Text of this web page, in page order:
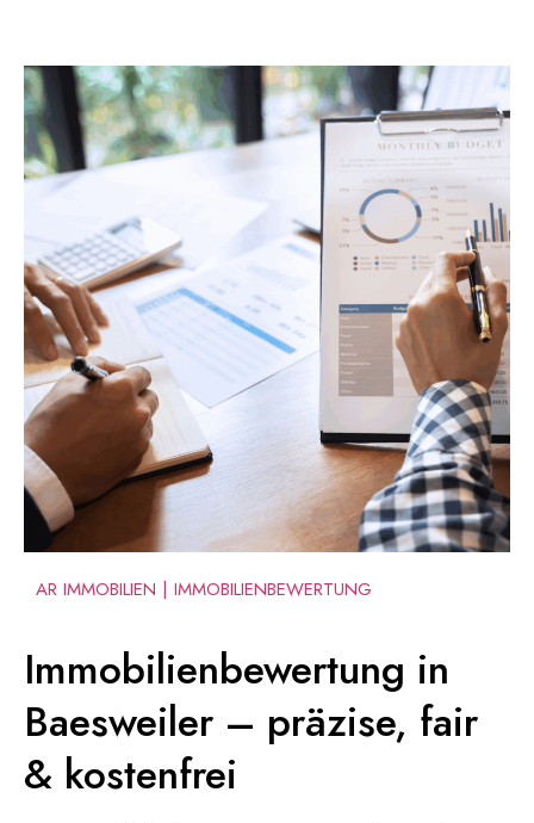
AR IMMOBILIEN | IMMOBILIENBEWERTUNG
Immobilienbewertung in
Baesweiler – präzise, fair
& kostenfrei